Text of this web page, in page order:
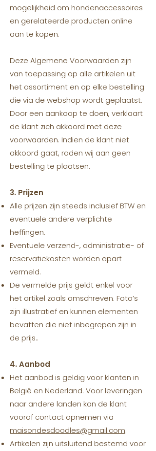
mogelijkheid om hondenaccessoires
en gerelateerde producten online
aan te kopen.
Deze Algemene Voorwaarden zijn
van toepassing op alle artikelen uit
het assortiment en op elke bestelling
die via de webshop wordt geplaatst.
Door een aankoop te doen, verklaart
de klant zich akkoord met deze
voorwaarden. Indien de klant niet
akkoord gaat, raden wij aan geen
bestelling te plaatsen.
3. Prijzen
Alle prijzen zijn steeds inclusief BTW en
eventuele andere verplichte
heffingen.
Eventuele verzend-, administratie- of
reservatiekosten worden apart
vermeld.
De vermelde prijs geldt enkel voor
het artikel zoals omschreven. Foto’s
zijn illustratief en kunnen elementen
bevatten die niet inbegrepen zijn in
de prijs..
4. Aanbod
Het aanbod is geldig voor klanten in
België en Nederland. Voor leveringen
naar andere landen kan de klant
vooraf contact opnemen via
maisondesdoodles@gmail.com.
Artikelen zijn uitsluitend bestemd voor